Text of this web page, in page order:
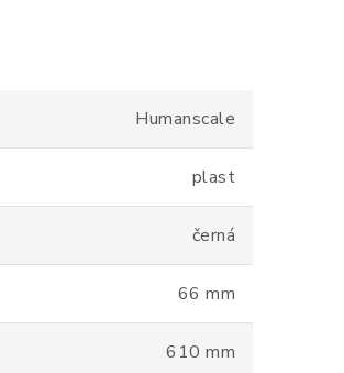
Humanscale
plast
černá
66 mm
610 mm